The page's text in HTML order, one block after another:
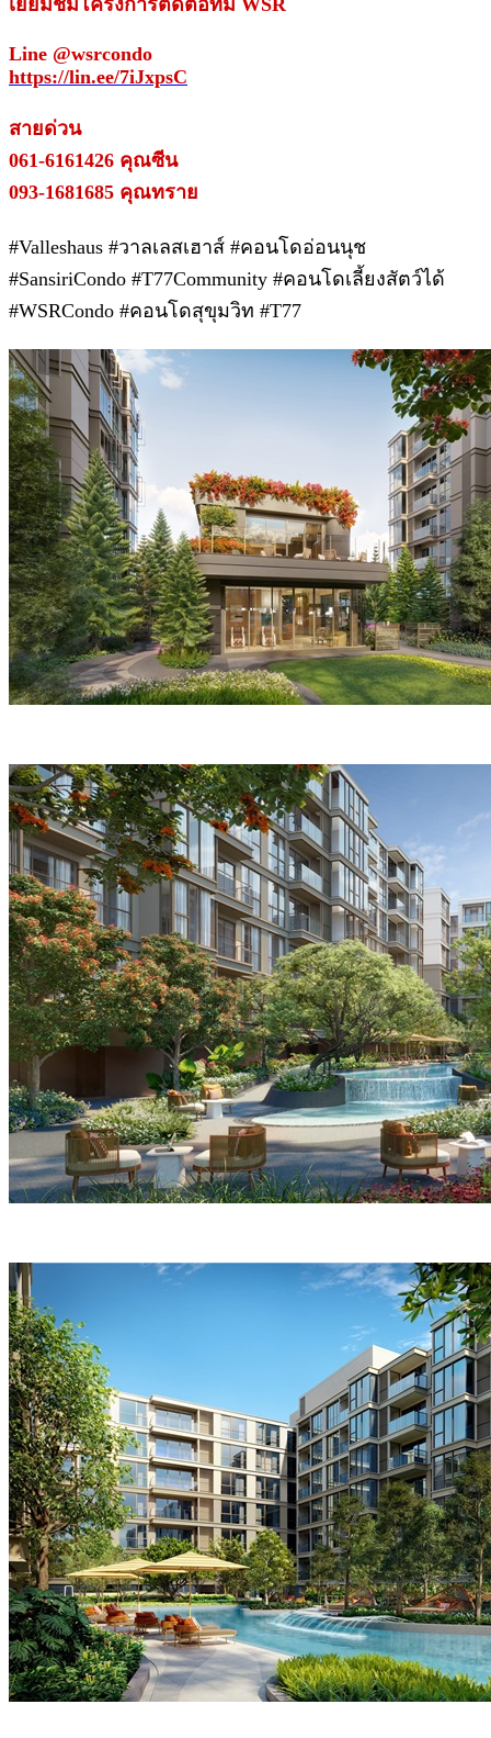
Line @wsrcondo
https://lin.ee/7iJxpsC
สายด่วน
061-6161426 คุณซีน
093-1681685 คุณทราย
#Valleshaus #วาลเลสเฮาส์ #คอนโดอ่อนนุช
#SansiriCondo #T77Community #คอนโดเลี้ยงสัตว์ได้
#WSRCondo #คอนโดสุขุมวิท #T77